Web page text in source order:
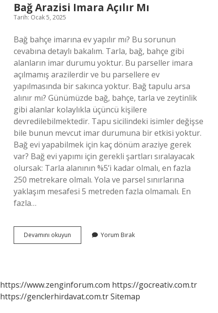
Bağ Arazisi Imara Açılır Mı
Tarih: Ocak 5, 2025
Bağ bahçe imarına ev yapılır mı? Bu sorunun
cevabına detaylı bakalım. Tarla, bağ, bahçe gibi
alanların imar durumu yoktur. Bu parseller imara
açılmamış arazilerdir ve bu parsellere ev
yapılmasında bir sakınca yoktur. Bağ tapulu arsa
alınır mı? Günümüzde bağ, bahçe, tarla ve zeytinlik
gibi alanlar kolaylıkla üçüncü kişilere
devredilebilmektedir. Tapu sicilindeki isimler değişse
bile bunun mevcut imar durumuna bir etkisi yoktur.
Bağ evi yapabilmek için kaç dönüm araziye gerek
var? Bağ evi yapımı için gerekli şartları sıralayacak
olursak: Tarla alanının %5’i kadar olmalı, en fazla
250 metrekare olmalı. Yola ve parsel sınırlarına
yaklaşım mesafesi 5 metreden fazla olmamalı. En
fazla…
Devamını okuyun
Arazisi
Yorum Bırak
https://www.zenginforum.com https://gocreativ.com.tr
https://genclerhirdavat.com.trSitemap